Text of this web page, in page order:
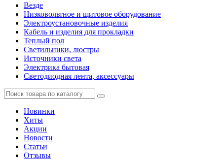
Везде
Низковольтное и щитовое оборудование
Электроустановочные изделия
Кабель и изделия для прокладки
Теплый пол
Светильники, люстры
Источники света
Электрика бытовая
Светодиодная лента, аксессуары
Новинки
Хиты
Акции
Новости
Статьи
Отзывы